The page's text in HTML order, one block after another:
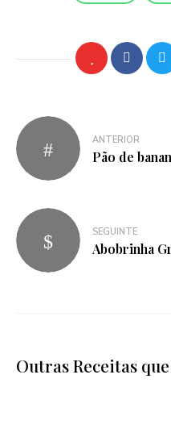
ANTERIOR
Pão de
SEGUINTE
Abobrinha
Outras Receitas